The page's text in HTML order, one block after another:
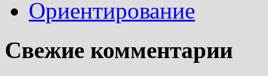
Ориентирование
Свежие комментарии